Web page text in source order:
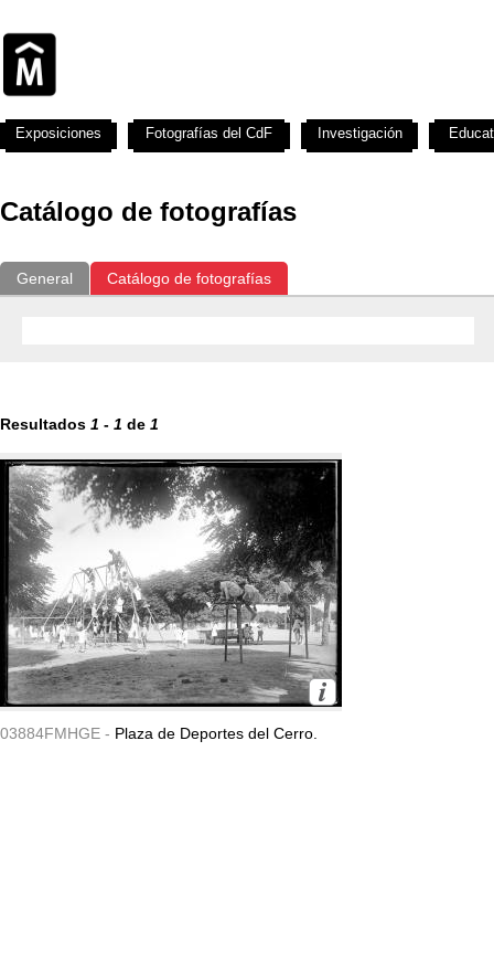
Catálogo de fotografías
General Catálogo de fotografías
Resultados 1 - 1 de 1
03884FMHGE - Plaza de Deportes del Cerro.
Exposiciones Fotografías del CdF Investigación